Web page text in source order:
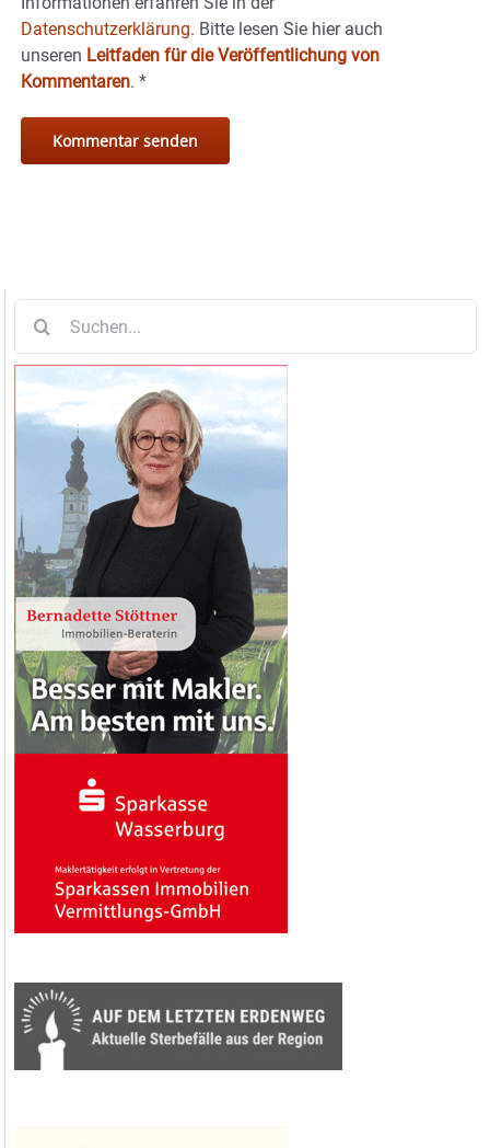
Datenschutzerklärung. Bitte lesen Sie hier auch
unseren Leitfaden für die Veröffentlichung von
Kommentaren. *
nach: